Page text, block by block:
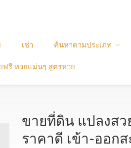
เช่า ค้นหาตามประเภท
ฟรี หวยแม่นๆ สูตรหวย
ขายที่ดิน แปลงสว
ราคาดี เข้า-ออก